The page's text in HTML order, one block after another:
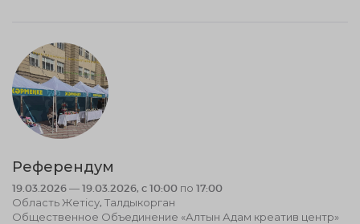
Референдум
19.03.2026 — 19.03.2026, c 10:00 по 17:00
Область Жетісу, Талдыкорган
Общественное Объединение «Алтын Адам креатив центр»